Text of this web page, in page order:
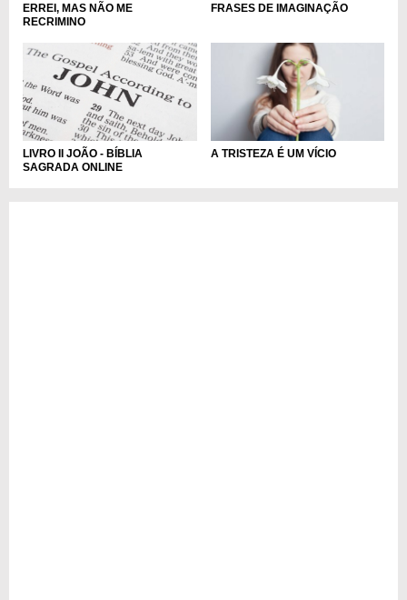
ERREI, MAS NÃO ME
RECRIMINO
FRASES DE IMAGINAÇÃO
LIVRO II JOÃO - BÍBLIA
SAGRADA ONLINE
A TRISTEZA É UM VÍCIO